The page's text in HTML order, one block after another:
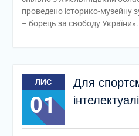
проведено історико-музейну
– борець за свободу України».
ЛИС
01
Для